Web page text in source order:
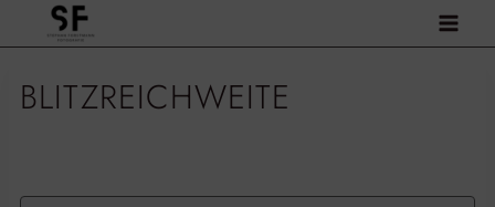
Inhalt
BLITZREICHWEITE